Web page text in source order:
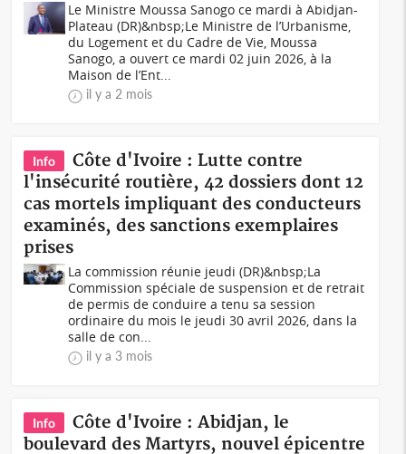
Le Ministre Moussa Sanogo ce mardi à Abidjan-
Plateau (DR)&nbsp;Le Ministre de l’Urbanisme,
du Logement et du Cadre de Vie, Moussa
Sanogo, a ouvert ce mardi 02 juin 2026, à la
Maison de l’Ent...
il y a 2 mois
Info
Côte d'Ivoire : Lutte contre
l'insécurité routière, 42 dossiers dont 12
cas mortels impliquant des conducteurs
examinés, des sanctions exemplaires
prises
La commission réunie jeudi (DR)&nbsp;La
Commission spéciale de suspension et de retrait
de permis de conduire a tenu sa session
ordinaire du mois le jeudi 30 avril 2026, dans la
salle de con...
il y a 3 mois
Info
Côte d'Ivoire : Abidjan, le
boulevard des Martyrs, nouvel épicentre